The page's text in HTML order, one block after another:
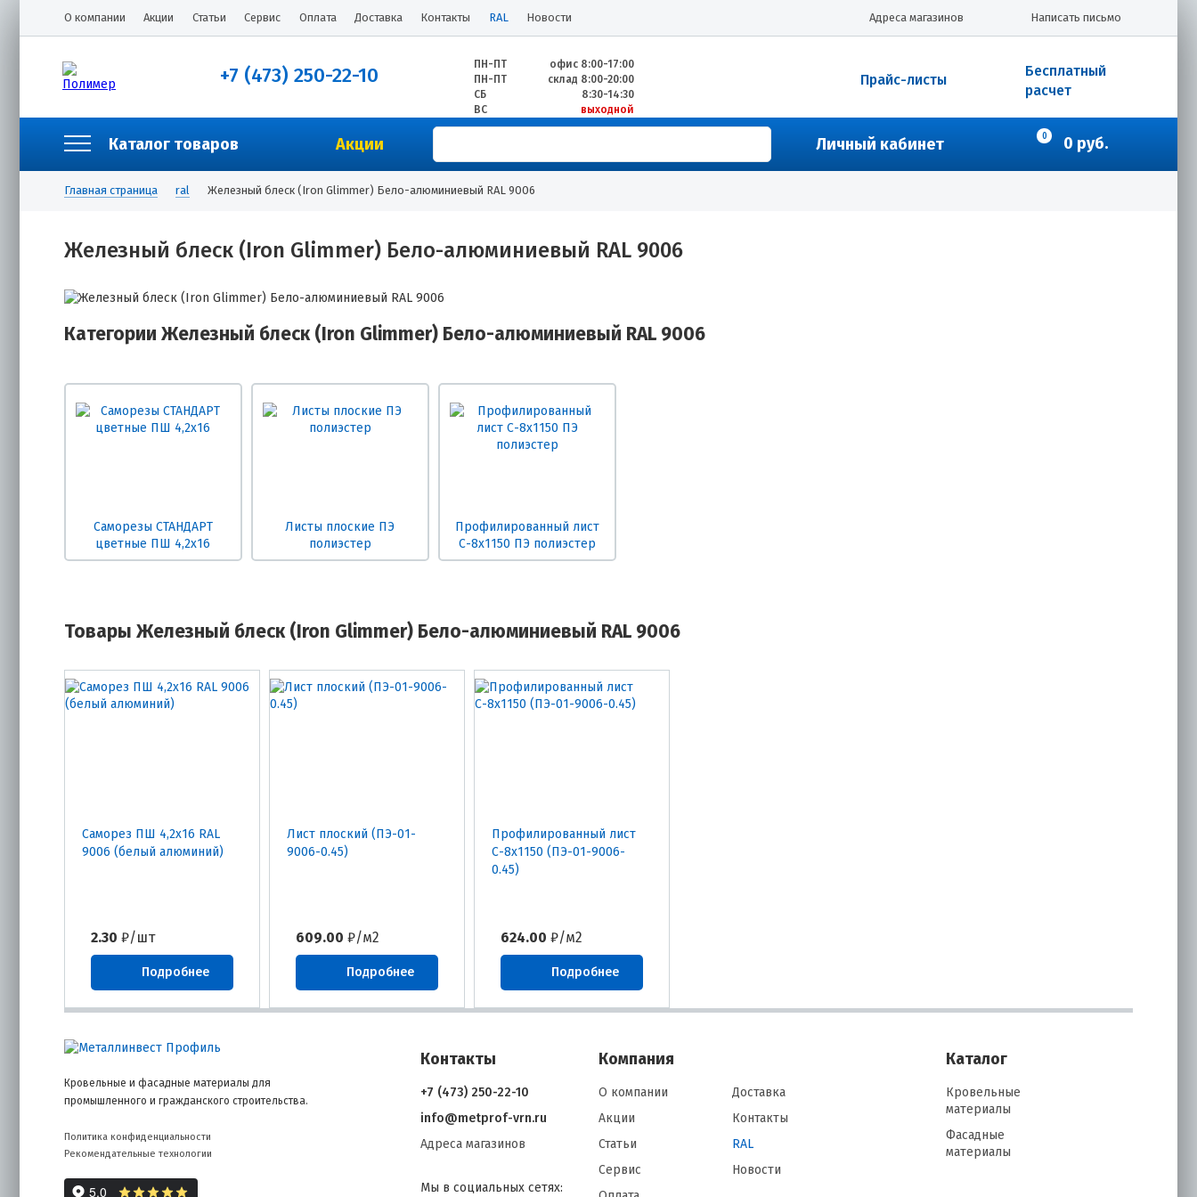
О компании Акции Статьи Сервис Оплата Доставка Контакты RAL Новости Написать письмо
Адреса магазинов
+7 (473) 250-22-10 ПН-ПТ
офис 8:00-17:00
ПН-ПТ
склад 8:00-20:00
СБ
8:30-14:30
ВС
выходной
Бесплатный
расчет
Прайс-листы
Каталог товаров Акции Личный кабинет 0 0 руб.
Главная страница ral Железный блеск (Iron Glimmer) Бело-алюминиевый RAL 9006
Железный блеск (Iron Glimmer) Бело-алюминиевый RAL 9006
Категории Железный блеск (Iron Glimmer) Бело-алюминиевый RAL 9006
Саморезы СТАНДАРТ
цветные ПШ 4,2х16
Листы плоские ПЭ
полиэстер
Профилированный лист
С-8х1150 ПЭ полиэстер
Товары Железный блеск (Iron Glimmer) Бело-алюминиевый RAL 9006
Саморез ПШ 4,2х16 RAL
9006 (белый алюминий)
2.30 ₽/шт
Подробнее
Лист плоский (ПЭ-01-
9006-0.45)
609.00 ₽/м2
Подробнее
Профилированный лист
С-8х1150 (ПЭ-01-9006-
0.45)
624.00 ₽/м2
Подробнее
Кровельные и фасадные материалы для
промышленного и гражданского строительства.
Политика конфиденциальности
Рекомендательные технологии
Контакты
+7 (473) 250-22-10
info@metprof-vrn.ru
Адреса магазинов
Мы в социальных сетях:
Компания
О компании
Акции
Статьи
Сервис
Доставка
Контакты
RAL
Новости
Каталог
Кровельные
материалы
Фасадные
материалы